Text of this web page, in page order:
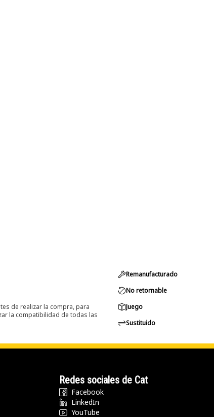
de realizar la compra, para
la compatibilidad de todas las
Remanufacturado
No retornable
Juego
Sustituido
Redes sociales de Cat
Facebook
LinkedIn
YouTube